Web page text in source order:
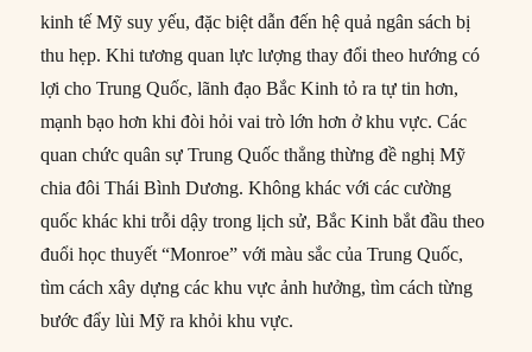
kinh tế Mỹ suy yếu, đặc biệt dẫn đến hệ quả ngân sách bị
thu hẹp. Khi tương quan lực lượng thay đổi theo hướng có
lợi cho Trung Quốc, lãnh đạo Bắc Kinh tỏ ra tự tin hơn,
mạnh bạo hơn khi đòi hỏi vai trò lớn hơn ở khu vực. Các
quan chức quân sự Trung Quốc thẳng thừng đề nghị Mỹ
chia đôi Thái Bình Dương. Không khác với các cường
quốc khác khi trỗi dậy trong lịch sử, Bắc Kinh bắt đầu theo
đuổi học thuyết “Monroe” với màu sắc của Trung Quốc,
tìm cách xây dựng các khu vực ảnh hưởng, tìm cách từng
bước đẩy lùi Mỹ ra khỏi khu vực.